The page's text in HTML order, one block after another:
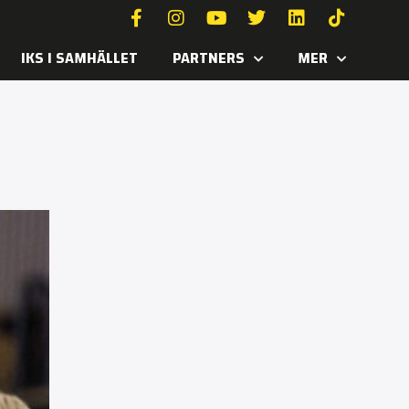
IKS I SAMHÄLLET PARTNERS MER